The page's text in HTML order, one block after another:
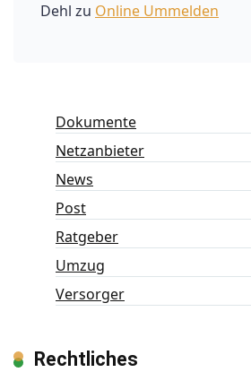
Dehl zu Online Ummelden
Dokumente
Netzanbieter
News
Post
Ratgeber
Umzug
Versorger
Rechtliches